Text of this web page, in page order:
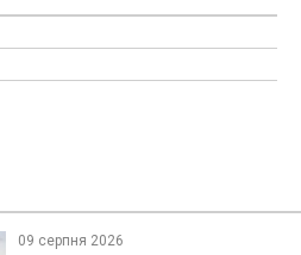
09 серпня 2026